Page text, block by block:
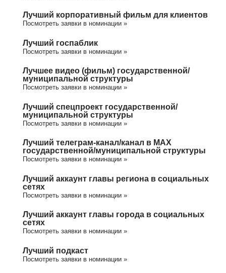
Лучший корпоративный фильм для клиентов
Посмотреть заявки в номинации »
Лучший госпаблик
Посмотреть заявки в номинации »
Лучшее видео (фильм) государственной/
муниципальной структуры
Посмотреть заявки в номинации »
Лучший спецпроект государственной/
муниципальной структуры
Посмотреть заявки в номинации »
Лучший телеграм-канал/канал в МАХ
государственной/муниципальной структуры
Посмотреть заявки в номинации »
Лучший аккаунт главы региона в социальных
сетях
Посмотреть заявки в номинации »
Лучший аккаунт главы города в социальных
сетях
Посмотреть заявки в номинации »
Лучший подкаст
Посмотреть заявки в номинации »